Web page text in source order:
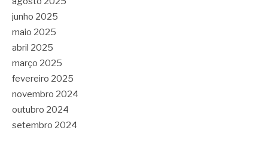
junho 2025
maio 2025
abril 2025
março 2025
fevereiro 2025
novembro 2024
outubro 2024
setembro 2024